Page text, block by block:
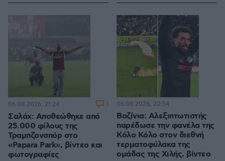
Σαλάχ: Αποθεώθηκε από
25.000 φίλους της
Τραμπζονσπόρ στο
«Papara Park», βίντεο και
φωτογραφίες
06.08.2026, 21:24 1
Βοζίνια: Αλεξιπτωτιστής
παρέδωσε την φανέλα της
Κόλο Κόλο στον διεθνή
τερματοφύλακα της
ομάδας της Χιλής, βίντεο
06.08.2026, 20:54